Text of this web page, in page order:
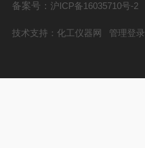
备案号： 沪ICP备16035710号-2
技术支持： 化工仪器网 管理登录